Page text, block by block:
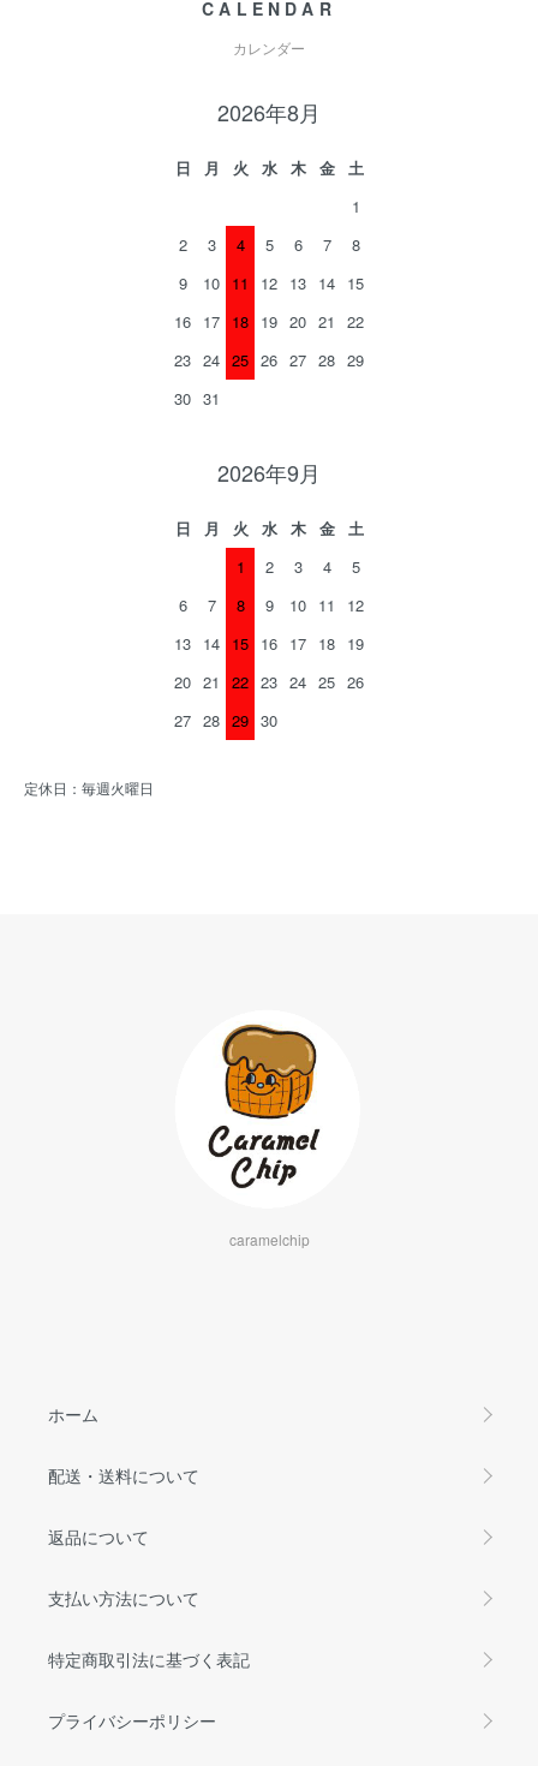
CALENDAR
カレンダー
2026年8月
日 月 火 水 木 金
土
1
2
3 4 5 6 7
8
9
10 11 12 13 14 15
16 17 18 19 20 21
22
23 24 25 26 27 28 29
30 31
2026年9月
日 月 火 水 木 金
土
1
2 3 4
5
6
7 8 9 10 11
12
13 14 15 16 17 18 19
20 21 22 23 24 25 26
27 28 29 30
定休日：毎週火曜日
caramelchip
ホーム
配送・送料について
返品について
支払い方法について
特定商取引法に基づく表記
プライバシーポリシー